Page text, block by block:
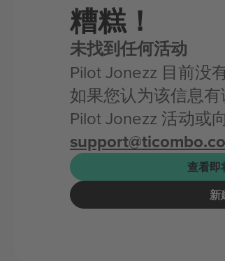
糟糕！
未找到任何活动
Pilot Jonezz 目前没
如果您认为该信息
Pilot Jonezz 活动或
查看即
新